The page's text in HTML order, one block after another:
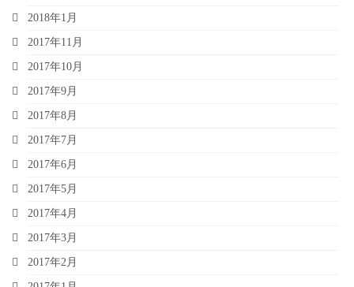
2018年1月
2017年11月
2017年10月
2017年9月
2017年8月
2017年7月
2017年6月
2017年5月
2017年4月
2017年3月
2017年2月